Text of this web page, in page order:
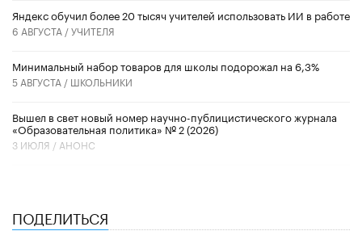
​Яндекс обучил более 20 тысяч учителей использовать ИИ в работе
6 АВГУСТА /УЧИТЕЛЯ
Минимальный набор товаров для школы подорожал на 6,3%
5 АВГУСТА / ШКОЛЬНИКИ
Вышел в свет новый номер научно-публицистического журнала
«Образовательная политика» № 2 (2026)
3 ИЮЛЯ / АНОНС
ПОДЕЛИТЬСЯ